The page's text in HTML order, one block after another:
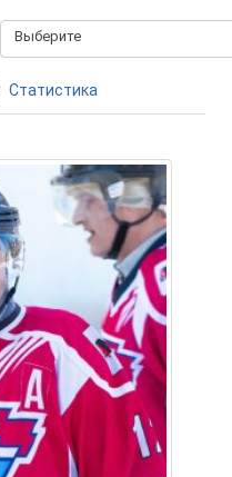
Выберите
Статистика